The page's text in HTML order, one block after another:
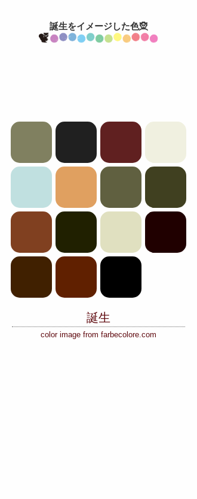
誕生をイメージした色🧝
誕生
color image from farbecolore.com